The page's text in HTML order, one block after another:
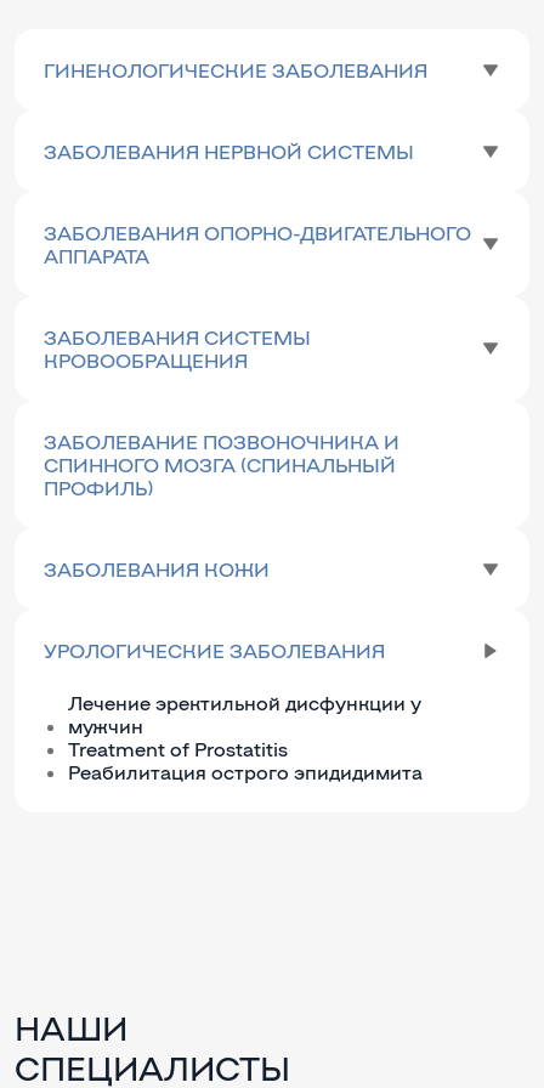
ГИНЕКОЛОГИЧЕСКИЕ ЗАБОЛЕВАНИЯ
ЗАБОЛЕВАНИЯ НЕРВНОЙ СИСТЕМЫ
ЗАБОЛЕВАНИЯ ОПОРНО-ДВИГАТЕЛЬНОГО
АППАРАТА
ЗАБОЛЕВАНИЯ СИСТЕМЫ
КРОВООБРАЩЕНИЯ
ЗАБОЛЕВАНИЕ ПОЗВОНОЧНИКА И
СПИННОГО МОЗГА (СПИНАЛЬНЫЙ
ПРОФИЛЬ)
ЗАБОЛЕВАНИЯ КОЖИ
УРОЛОГИЧЕСКИЕ ЗАБОЛЕВАНИЯ
Лечение эректильной дисфункции у
мужчин
Treatment of Prostatitis
Реабилитация острого эпидидимита
НАШИ
СПЕЦИАЛИСТЫ